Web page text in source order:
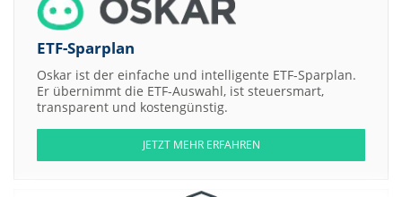
ETF-Sparplan
Oskar ist der einfache und intelligente ETF-Sparplan.
Er übernimmt die ETF-Auswahl, ist steuersmart,
transparent und kostengünstig.
JETZT MEHR ERFAHREN